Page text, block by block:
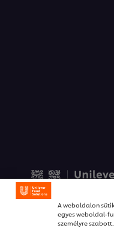
A weboldalon
egyes weboldal-
személyre